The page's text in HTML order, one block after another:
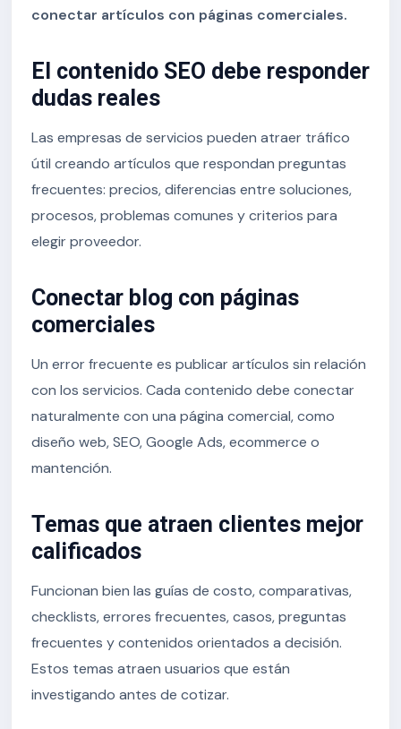
conectar artículos con páginas comerciales.
El contenido SEO debe responder
dudas reales
Las empresas de servicios pueden atraer tráfico
útil creando artículos que respondan preguntas
frecuentes: precios, diferencias entre soluciones,
procesos, problemas comunes y criterios para
elegir proveedor.
Conectar blog con páginas
comerciales
Un error frecuente es publicar artículos sin relación
con los servicios. Cada contenido debe conectar
naturalmente con una página comercial, como
diseño web, SEO, Google Ads, ecommerce o
mantención.
Temas que atraen clientes mejor
calificados
Funcionan bien las guías de costo, comparativas,
checklists, errores frecuentes, casos, preguntas
frecuentes y contenidos orientados a decisión.
Estos temas atraen usuarios que están
investigando antes de cotizar.